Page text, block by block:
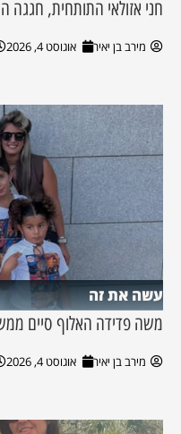
חני אזולאי התותחית, חגגה
מירב בן יאיר אוגוסט 4, 2026
עשה את זה
משה פדידה האלוף סיים
מירב בן יאיר אוגוסט 4, 2026